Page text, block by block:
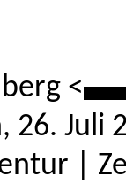
<
26. Juli
|